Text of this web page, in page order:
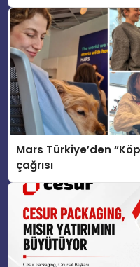
Mars Türkiye’den
çağrısı